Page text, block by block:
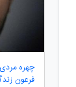
فرعون